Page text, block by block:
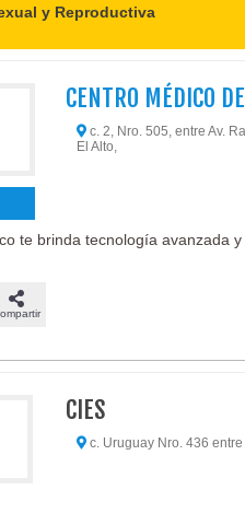
y Reproductiva
CENTRO MÉDICO
c. 2, Nro. 505, entre Av.
El Alto,
te brinda tecnología avanzada
CIES
c. Uruguay Nro. 436